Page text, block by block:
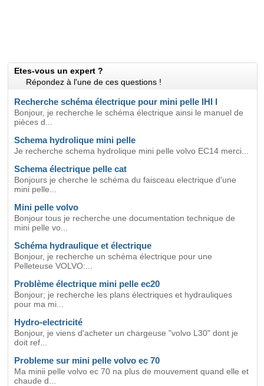
Etes-vous un expert ?
Répondez à l'une de ces questions !
Recherche schéma électrique pour mini pelle IHI I
Bonjour, je recherche le schéma électrique ainsi le manuel de
pièces d...
Schema hydrolique mini pelle
Je recherche schema hydrolique mini pelle volvo EC14 merci...
Schema électrique pelle cat
Bonjours je cherche le schéma du faisceau electrique d'une
mini pelle...
Mini pelle volvo
Bonjour tous je recherche une documentation technique de
mini pelle vo...
Schéma hydraulique et électrique
Bonjour, je recherche un schéma électrique pour une
Pelleteuse VOLVO:...
Problème électrique mini pelle ec20
Bonjour; je recherche les plans électriques et hydrauliques
pour ma mi...
Hydro-electricité
Bonjour, je viens d'acheter un chargeuse "volvo L30" dont je
doit ref...
Probleme sur mini pelle volvo ec 70
Ma minii pelle volvo ec 70 na plus de mouvement quand elle et
chaude d...